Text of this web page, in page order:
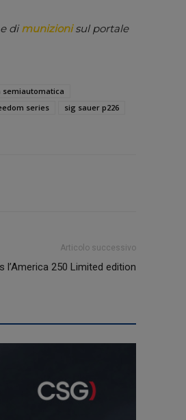
dimunizionisul portale
semiautomatica
series
sig sauer p226
Articolo successivo
l’America 250 Limited edition